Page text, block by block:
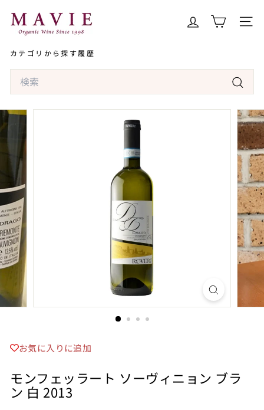
キ
ッ
オ
ー
ニ
ッ
ク
ワ
イ
ン
専
門
店
マ
ヴ
ィ
サイ
カテゴリから探す履歴
Search
検
索
お気に入りに追加
モンフェッラート ソーヴィニョン ブラ
ン 白 2013